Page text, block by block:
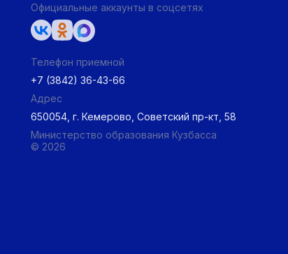
Официальные аккаунты в соцсетях
Телефон приемной
+7 (3842) 36-43-66
Адрес
650054, г. Кемерово, Советский пр-кт, 58
Министерство образования Кузбасса
© 2026